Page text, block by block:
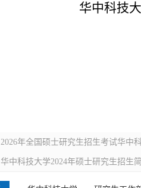
华中科技
2026年全国硕士研究生招生考试华中
华中科技大学2024年硕士研究生招生